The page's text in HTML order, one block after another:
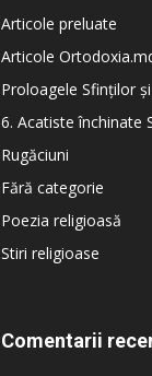
Articole preluate
Articole
Proloagele Sfinților
6. Acatiste închinate
Rugăciuni
Fără categorie
Poezia religioasă
Stiri religioase
Comentarii